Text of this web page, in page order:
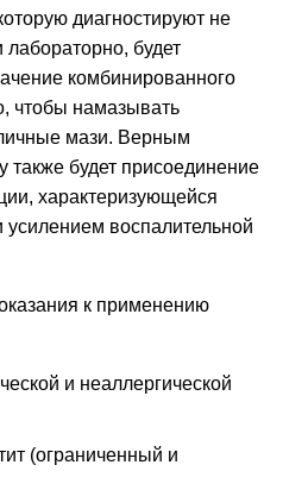
диагностируют не
лабораторно, будет
комбинированного
чтобы намазывать
мази. Верным
также будет присоединение
характеризующейся
воспалительной
к применению
и неаллергической
(ограниченный и